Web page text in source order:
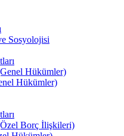
Sosyolojisi
Hükümler)
Hükümler)
Borç İlişkileri)